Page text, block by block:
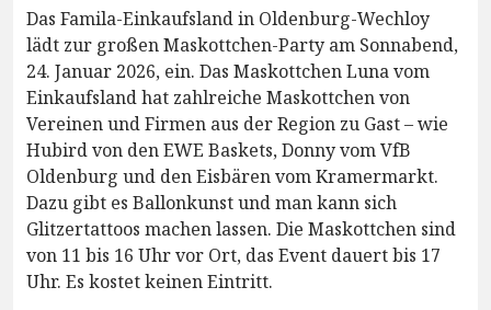
Das Famila-Einkaufsland in Oldenburg-Wechloy
lädt zur großen Maskottchen-Party am Sonnabend,
24. Januar 2026, ein. Das Maskottchen Luna vom
Einkaufsland hat zahlreiche Maskottchen von
Vereinen und Firmen aus der Region zu Gast – wie
Hubird von den EWE Baskets, Donny vom VfB
Oldenburg und den Eisbären vom Kramermarkt.
Dazu gibt es Ballonkunst und man kann sich
Glitzertattoos machen lassen. Die Maskottchen sind
von 11 bis 16 Uhr vor Ort, das Event dauert bis 17
Uhr. Es kostet keinen Eintritt.